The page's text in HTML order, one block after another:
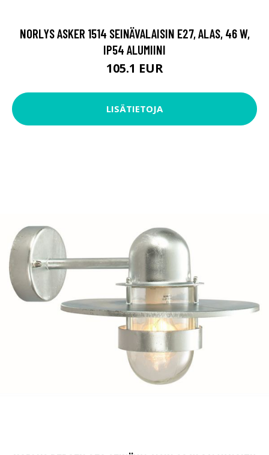
NORLYS ASKER 1514 SEINÄVALAISIN E27, ALAS, 46 W,
IP54 ALUMIINI
105.1 EUR
LISÄTIETOJA